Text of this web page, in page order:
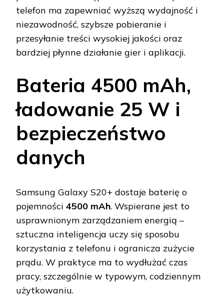
telefon ma zapewniać wyższą wydajność i
niezawodność, szybsze pobieranie i
przesyłanie treści wysokiej jakości oraz
bardziej płynne działanie gier i aplikacji.
Bateria 4500 mAh,
ładowanie 25 W i
bezpieczeństwo
danych
Samsung Galaxy S20+ dostaje baterię o
pojemności 4500 mAh. Wspierane jest to
usprawnionym zarządzaniem energią –
sztuczna inteligencja uczy się sposobu
korzystania z telefonu i ogranicza zużycie
prądu. W praktyce ma to wydłużać czas
pracy, szczególnie w typowym, codziennym
użytkowaniu.